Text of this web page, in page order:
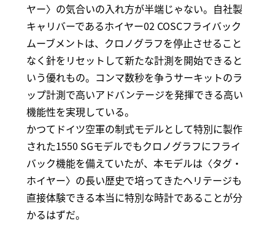
ヤー〉の気合いの入れ方が半端じゃない。自社製
キャリバーであるホイヤー02 COSCフライバック
ムーブメントは、クロノグラフを停止させること
なく針をリセットして新たな計測を開始できると
いう優れもの。コンマ数秒を争うサーキットのラ
ップ計測で高いアドバンテージを発揮できる高い
機能性を実現している。
かつてドイツ空軍の制式モデルとして特別に製作
された1550 SGモデルでもクロノグラフにフライ
バック機能を備えていたが、本モデルは〈タグ・
ホイヤー〉の長い歴史で培ってきたヘリテージも
直接体験できる本当に特別な時計であることが分
かるはずだ。